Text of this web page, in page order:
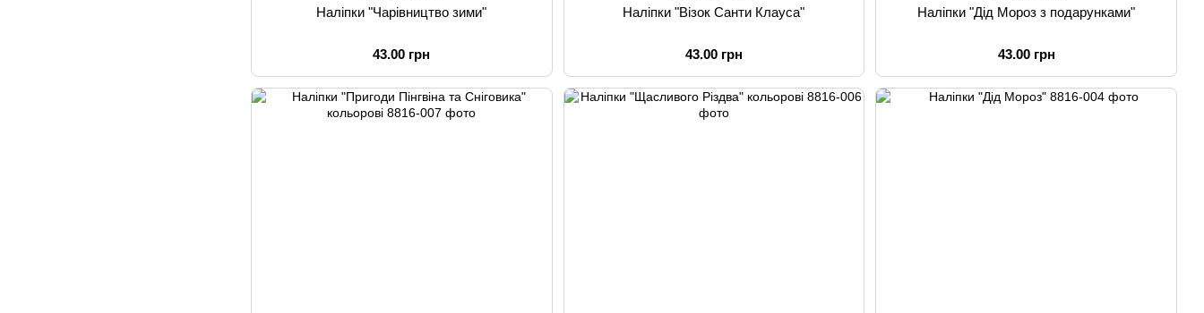
Наліпки "Чарівництво зими"
43.00 грн
Наліпки "Візок Санти Клауса"
43.00 грн
Наліпки "Дід Мороз з подарунками"
43.00 грн